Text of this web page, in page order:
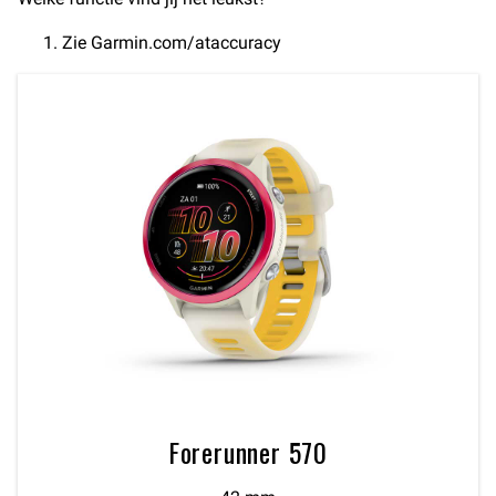
Zie Garmin.com/ataccuracy
Forerunner 570